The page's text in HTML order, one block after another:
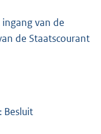
van de
de Staatscourant
Besluit